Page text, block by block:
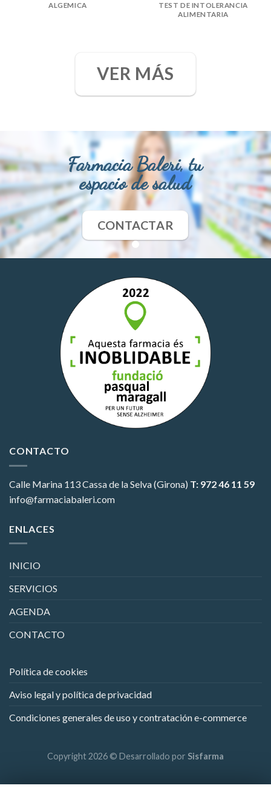
ALGEMICA
TEST DE INTOLERANCIA
ALIMENTARIA
VER MÁS
Farmacia Baleri, tu
espacio de salud
CONTACTAR
CONTACTO
Calle Marina 113Cassa de la Selva (Girona) T: 972 46 11 59
info@farmaciabaleri.com
ENLACES
INICIO
SERVICIOS
AGENDA
CONTACTO
Política de cookies
Aviso legal y política de privacidad
Condiciones generales de uso y contratación e-commerce
Copyright 2026 © Desarrollado por Sisfarma